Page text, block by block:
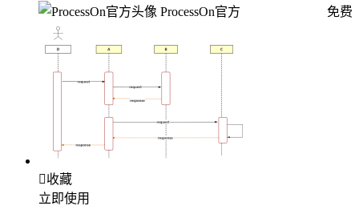
ProcessOn官方
免费
收藏
立即使用